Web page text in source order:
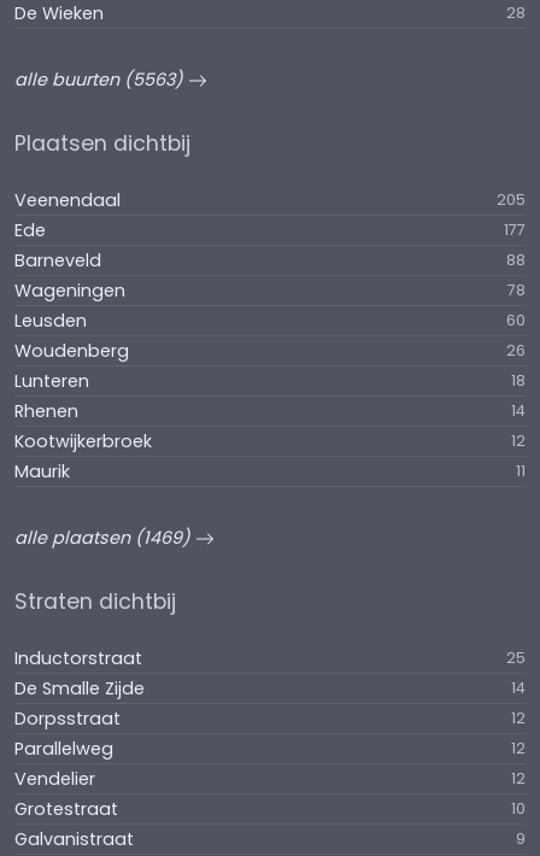
De Wieken 28
alle buurten (5563)
Plaatsen dichtbij
Veenendaal 205
Ede 177
Barneveld 88
Wageningen 78
Leusden 60
Woudenberg 26
Lunteren 18
Rhenen 14
Kootwijkerbroek 12
Maurik 11
alle plaatsen (1469)
Straten dichtbij
Inductorstraat 25
De Smalle Zijde 14
Dorpsstraat 12
Parallelweg 12
Vendelier 12
Grotestraat 10
Galvanistraat 9